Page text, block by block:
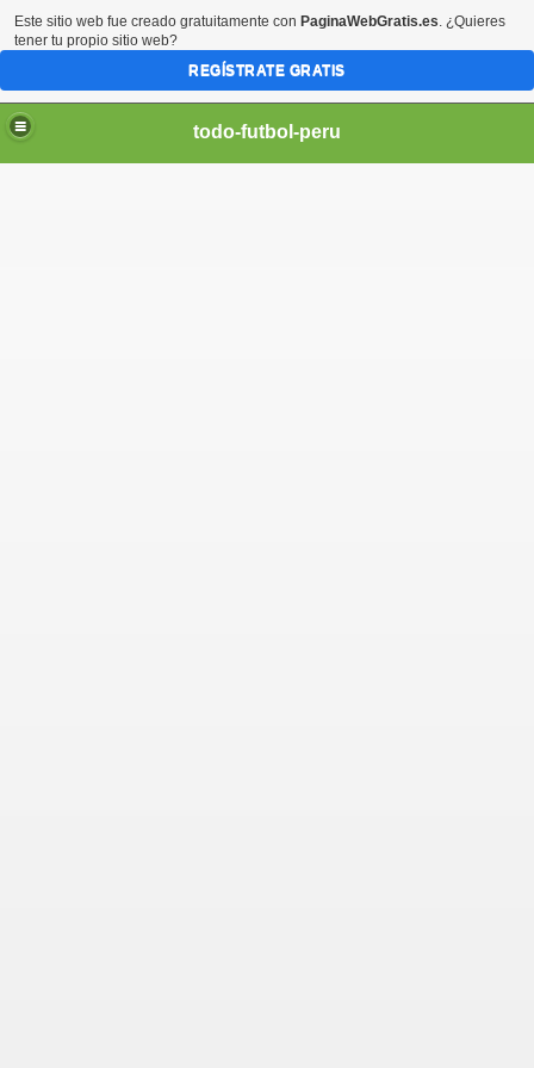
todo-futbol-peru
Este sitio web fue creado gratuitamente con PaginaWebGratis.es. ¿Quieres
tener tu propio sitio web?
REGÍSTRATE GRATIS